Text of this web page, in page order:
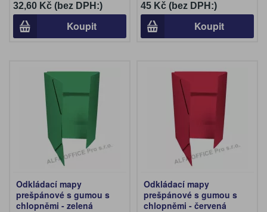
32,60 Kč (bez DPH:)
Koupit
45 Kč (bez DPH:)
Koupit
Odkládací mapy
prešpánové s gumou s
chlopněmi - zelená
Odkládací mapy
prešpánové s gumou s
chlopněmi - červená